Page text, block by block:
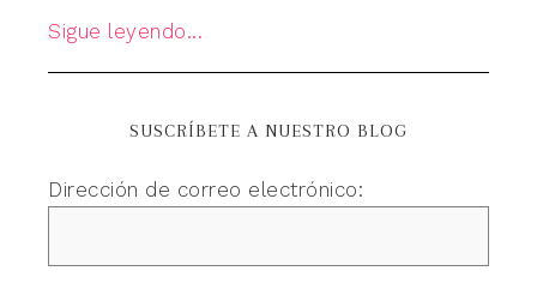
Sigue leyendo...
SUSCRÍBETE A NUESTRO BLOG
Dirección de correo electrónico: